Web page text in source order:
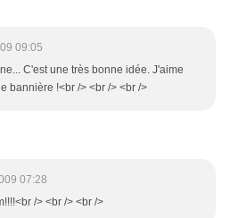
09:05
C'est une très bonne idée. J'aime
bannière !<br /> <br /> <br />
07:28
/> <br /> <br />